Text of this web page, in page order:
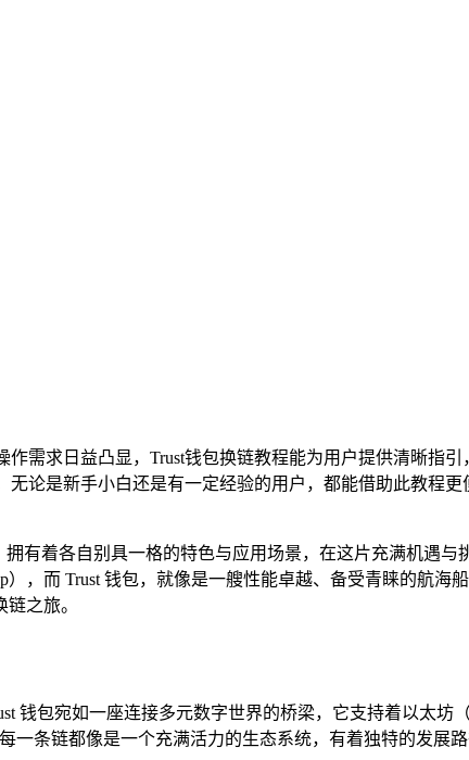
作需求日益凸显，Trust钱包换链教程能为用户提供清晰指引
论是新手小白还是有一定经验的用户，都能借助此教程
有着各自别具一格的特色与应用场景，在这片充满机遇与
），而 Trust 钱包，就像是一艘性能卓越、备受青睐的航海
之旅。
包宛如一座连接多元数字世界的桥梁，它支持着以太坊（
一条链都像是一个充满活力的生态系统，有着独特的发展路